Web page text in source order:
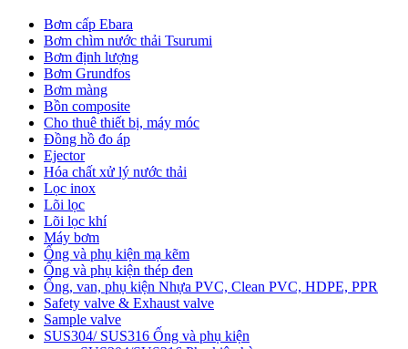
Bơm cấp Ebara
Bơm chìm nước thải Tsurumi
Bơm định lượng
Bơm Grundfos
Bơm màng
Bồn composite
Cho thuê thiết bị, máy móc
Đồng hồ đo áp
Ejector
Hóa chất xử lý nước thải
Lọc inox
Lõi lọc
Lõi lọc khí
Máy bơm
Ống và phụ kiện mạ kẽm
Ống và phụ kiện thép đen
Ống, van, phụ kiện Nhựa PVC, Clean PVC, HDPE, PPR
Safety valve & Exhaust valve
Sample valve
SUS304/ SUS316 Ống và phụ kiện